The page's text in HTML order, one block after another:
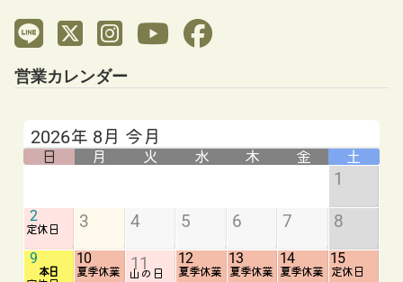
営業カレンダー